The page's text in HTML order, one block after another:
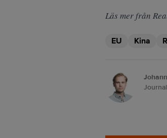
Läs mer från
EU Kina